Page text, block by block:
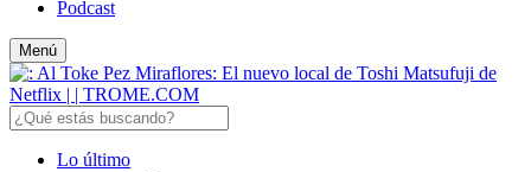
Podcast
Menú
Lo último